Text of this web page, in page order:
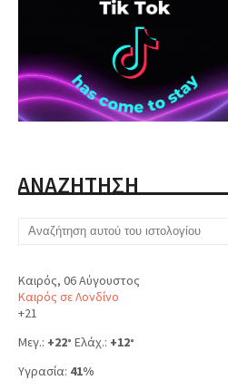
ΑΝΑΖΗΤΗΣΗ
Καιρός, 06 Αύγουστος
Καιρός σε Λονδίνο
+21
Μεγ.: +22° Ελάχ.: +12°
Υγρασία: 41%